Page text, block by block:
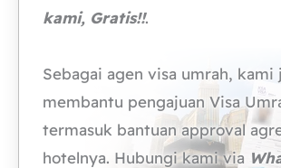
kami, Gratis!!.
Sebagai agen visa umrah, kami
membantu pengajuan Visa
termasuk bantuan approval
hotelnya. Hubungi kami via